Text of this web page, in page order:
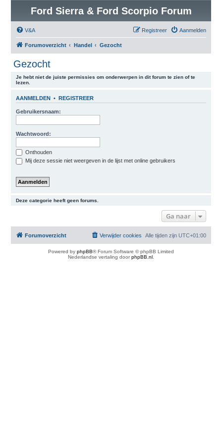
Ford Sierra & Ford Scorpio Forum
V&A Aanmelden
Registreer
Forumoverzicht Handel Gezocht
Gezocht
Je hebt niet de juiste permissies om onderwerpen in dit forum te zien of te
lezen.
AANMELDEN • REGISTREER
Gebruikersnaam:
Wachtwoord:
Onthouden
Mij deze sessie niet weergeven in de lijst met online gebruikers
Deze categorie heeft geen forums.
Ga naar
Forumoverzicht Alle tijden zijn UTC+01:00
Verwijder cookies
Powered by phpBB® Forum Software © phpBB Limited
Nederlandse vertaling doorphpBB.nl